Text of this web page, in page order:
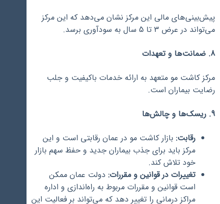
پیش‌بینی‌های مالی این مرکز نشان می‌دهد که این مرکز
می‌تواند در عرض 3 تا 5 سال به سودآوری برسد.
8. ضمانت‌ها و تعهدات
مرکز کاشت مو متعهد به ارائه خدمات باکیفیت و جلب
رضایت بیماران است.
9. ریسک‌ها و چالش‌ها
رقابت: بازار کاشت مو در عمان رقابتی است و این
مرکز باید برای جذب بیماران جدید و حفظ سهم بازار
خود تلاش کند.
تغییرات در قوانین و مقررات: دولت عمان ممکن
است قوانین و مقررات مربوط به راه‌اندازی و اداره
مراکز درمانی را تغییر دهد که می‌تواند بر فعالیت این